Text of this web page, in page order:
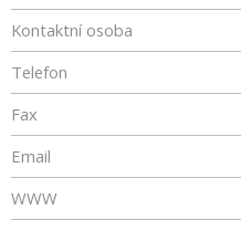
Kontaktní osoba
Telefon
Fax
Email
WWW